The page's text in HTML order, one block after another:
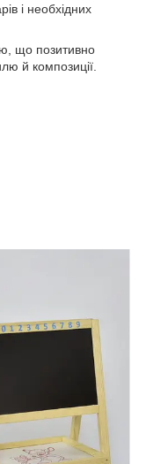
і необхідних
що позитивно
й композиції.